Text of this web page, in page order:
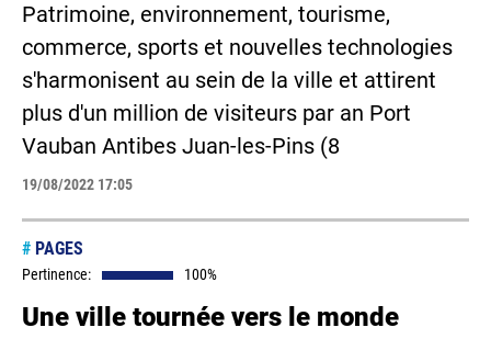
Patrimoine, environnement, tourisme,
commerce, sports et nouvelles technologies
s'harmonisent au sein de la ville et attirent
plus d'un million de visiteurs par an Port
Vauban Antibes Juan-les-Pins (8
19/08/2022 17:05
# PAGES
Pertinence: 100%
Une ville tournée vers le monde